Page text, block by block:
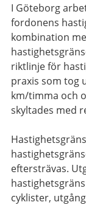
I Göteborg
fordonens
kombination
riktlinje för
praxis som tog
km/timma och
skyltades med
eftersträvas.
cyklister,